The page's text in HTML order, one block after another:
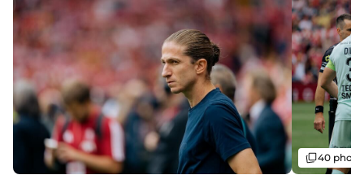
Galerie
40